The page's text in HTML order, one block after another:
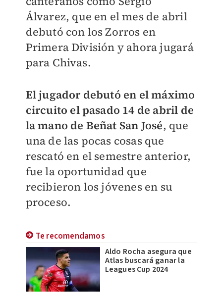
Álvarez, que en el mes de abril
debutó con los Zorros en
Primera División y ahora jugará
para Chivas.
El jugador debutó en el máximo
circuito el pasado 14 de abril de
la mano de Beñat San José, que
una de las pocas cosas que
rescató en el semestre anterior,
fue la oportunidad que
recibieron los jóvenes en su
proceso.
Te recomendamos
Aldo Rocha asegura que
Atlas buscará ganar la
Leagues Cup 2024